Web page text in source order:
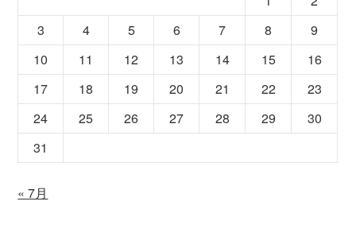
3
4 5 6 7 8
9
10
11 12 13 14 15
16
17
18 19 20 21 22
23
24
25 26 27 28 29
30
31
« 7月